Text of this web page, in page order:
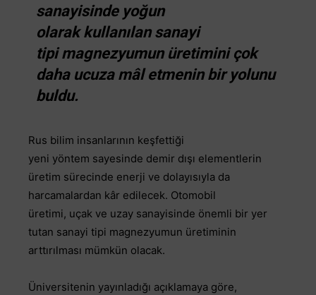
sanayisinde yoğun
olarak kullanılan sanayi
tipi magnezyumun üretimini çok
daha ucuza mâl etmenin bir yolunu
buldu.
Rus bilim insanlarının keşfettiği
yeni yöntem sayesinde demir dışı elementlerin
üretim sürecinde enerji ve dolayısıyla da
harcamalardan kâr edilecek. Otomobil
üretimi, uçak ve uzay sanayisinde önemli bir yer
tutan sanayi tipi magnezyumun üretiminin
arttırılması mümkün olacak.
Üniversitenin yayınladığı açıklamaya göre,